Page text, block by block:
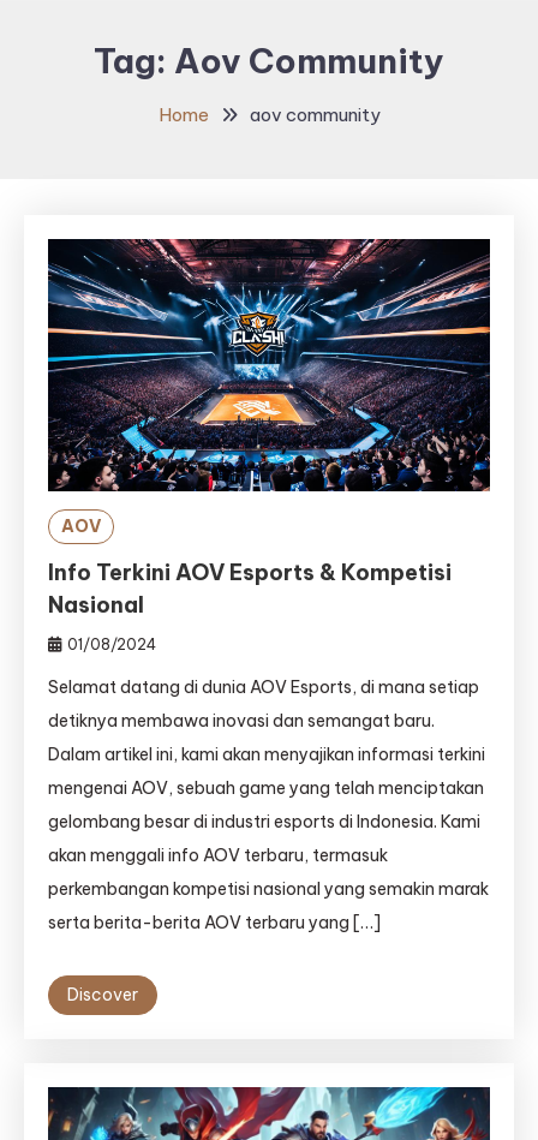
Tag: Aov Community
Home aov community
AOV
Info Terkini AOV Esports & Kompetisi
Nasional
01/08/2024
Selamat datang di dunia AOV Esports, di mana setiap
detiknya membawa inovasi dan semangat baru.
Dalam artikel ini, kami akan menyajikan informasi terkini
mengenai AOV, sebuah game yang telah menciptakan
gelombang besar di industri esports di Indonesia. Kami
akan menggali info AOV terbaru, termasuk
perkembangan kompetisi nasional yang semakin marak
serta berita-berita AOV terbaru yang […]
Discover